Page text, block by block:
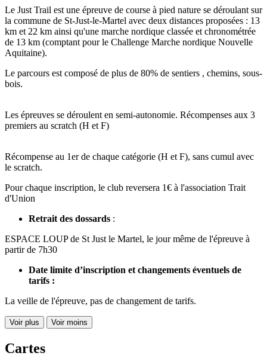
Le Just Trail est une épreuve de course à pied nature se déroulant sur
la commune de St-Just-le-Martel avec deux distances proposées : 13
km et 22 km ainsi qu'une marche nordique classée et chronométrée
de 13 km (comptant pour le Challenge Marche nordique Nouvelle
Aquitaine).
Le parcours est composé de plus de 80% de sentiers , chemins, sous-
bois.
Les épreuves se déroulent en semi-autonomie. Récompenses aux 3
premiers au scratch (H et F)
Récompense au 1er de chaque catégorie (H et F), sans cumul avec
le scratch.
Pour chaque inscription, le club reversera 1€ à l'association Trait
d'Union
Retrait des dossards :
ESPACE LOUP de St Just le Martel, le jour même de l'épreuve à
partir de 7h30
Date limite d’inscription et changements éventuels de
tarifs :
La veille de l'épreuve, pas de changement de tarifs.
Voir plus Voir moins
Cartes